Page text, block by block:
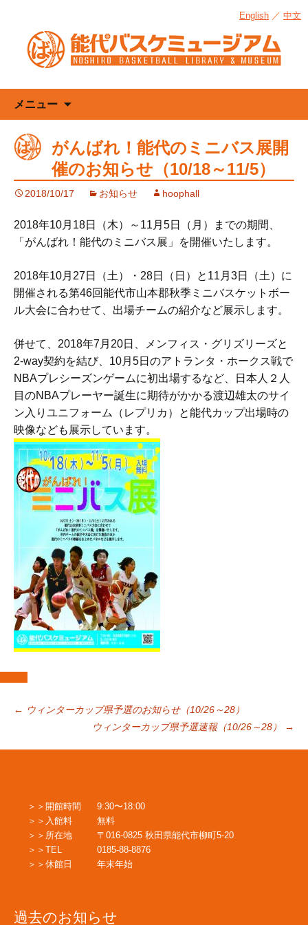
English ／ 中文
メニュー
ン
ツ
へ
ス
がんばれ！能代のミニバス展開
催のお知らせ（10/18～11/5）
2018/10/17 お知らせ hoophall
2018年10月18日（木）～11月5日（月）までの期間、
「がんばれ！能代のミニバス展」を開催いたします。
2018年10月27日（土）・28日（日）と11月3日（土）に
開催される第46回能代市山本郡秋季ミニバスケットボー
ル大会に合わせて、出場チームの紹介など展示します。
併せて、2018年7月20日、メンフィス・グリズリーズと
2-way契約を結び、10月5日のアトランタ・ホークス戦で
NBAプレシーズンゲームに初出場するなど、日本人２人
目のNBAプレーヤー誕生に期待がかかる渡辺雄太のサイ
ン入りユニフォーム（レプリカ）と能代カップ出場時の
映像なども展示しています。
投
稿
ナ
ビ
← ウィンターカップ県予選のお知らせ（10/26～28）
ウィンターカップ県予選速報（10/26～28）
→
開館時間
9:30〜18:00
入館料
無料
所在地
〒016-0825 秋田県能代市柳町5-20
TEL
0185-88-8876
休館日
年末年始
過去のお知らせ